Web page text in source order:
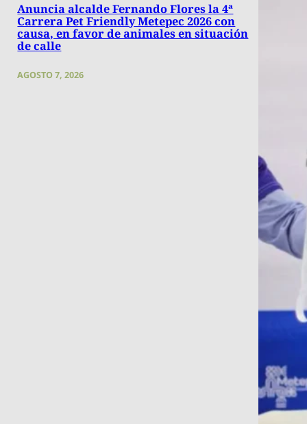
Anuncia alcalde Fernando Flores la 4ª
Carrera Pet Friendly Metepec 2026 con
causa, en favor de animales en situación
de calle
AGOSTO 7, 2026